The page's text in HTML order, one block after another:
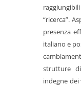
“ricerca”.
presenza
italiano e
strutture
indegne